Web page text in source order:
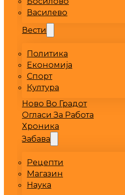
Василево
Вести
Политика
Економија
Спорт
Култура
Ново Во Градот
Огласи За Работа
Хроника
Забава
Рецепти
Магазин
Наука